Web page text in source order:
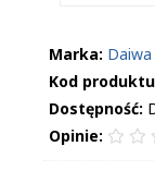
Marka: Daiwa
Kod
Dostępność:
Opinie: